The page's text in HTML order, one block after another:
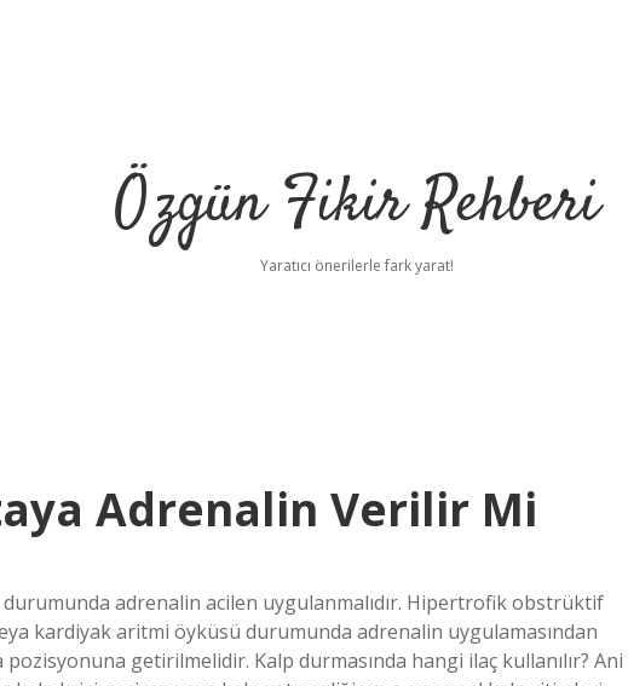
Özgün Fikir Rehberi
Yaratıcı önerilerle fark yarat!
Adrenalin Verilir Mi
adrenalin acilen uygulanmalıdır. Hipertrofik obstrüktif
kardiyak aritmi öyküsü durumunda adrenalin uygulamasından
pozisyonuna getirilmelidir. Kalp durmasında hangi ilaç kullanılır? Ani